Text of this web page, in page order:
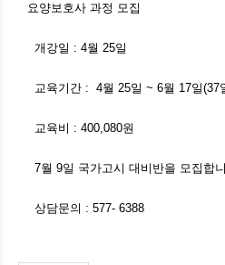
요양보호사 과정 모집
개강일 : 4월 25일
교육기간 : 4월 25일 ~ 6월 17일(37
교육비 : 400,080원
7월 9일 국가고시 대비반을 모집합
상담문의 : 577- 6388